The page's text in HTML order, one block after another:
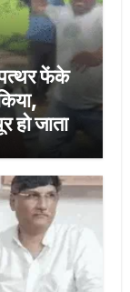
पत्थर फेंके
हो जाता